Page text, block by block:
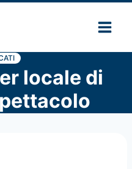
locale di